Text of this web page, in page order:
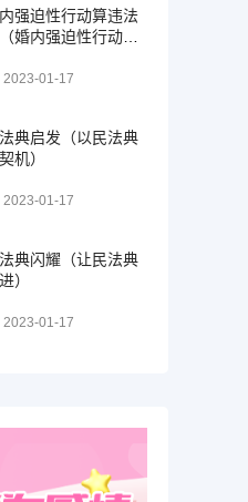
强迫性行动算违法
婚内强迫性行动算
2023-01-17
典启发（以民法典
机）
2023-01-17
典闪耀（让民法典
）
2023-01-17